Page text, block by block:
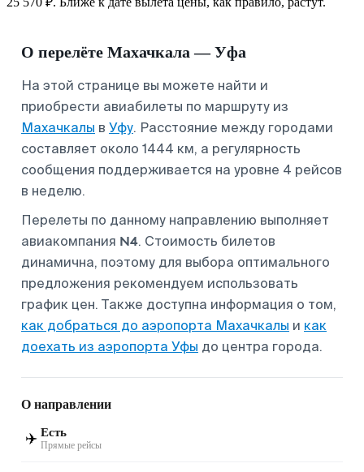
О перелёте Махачкала — Уфа
На этой странице вы можете найти и
приобрести авиабилеты по маршруту из
Махачкалы в Уфу. Расстояние между городами
составляет около 1444 км, а регулярность
сообщения поддерживается на уровне 4 рейсов
в неделю.
Перелеты по данному направлению выполняет
авиакомпания N4. Стоимость билетов
динамична, поэтому для выбора оптимального
предложения рекомендуем использовать
график цен. Также доступна информация о том,
как добраться до аэропорта Махачкалы и как
доехать из аэропорта Уфы до центра города.
О направлении
✈️ Есть
Прямые рейсы